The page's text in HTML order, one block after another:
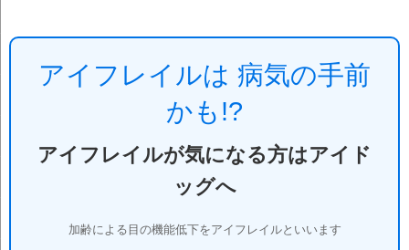
アイフレイルは 病気の手前
かも!?
アイフレイルが気になる方はアイド
ッグへ
加齢による目の機能低下をアイフレイルといいます